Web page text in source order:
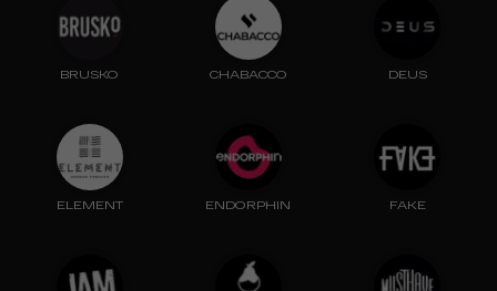
BRUSKO CHABACCO DEUS
ELEMENT ENDORPHIN FAKE